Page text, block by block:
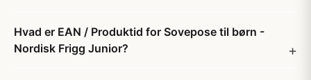
Hvad er EAN / Produktid for Sovepose til børn -
Nordisk Frigg Junior?